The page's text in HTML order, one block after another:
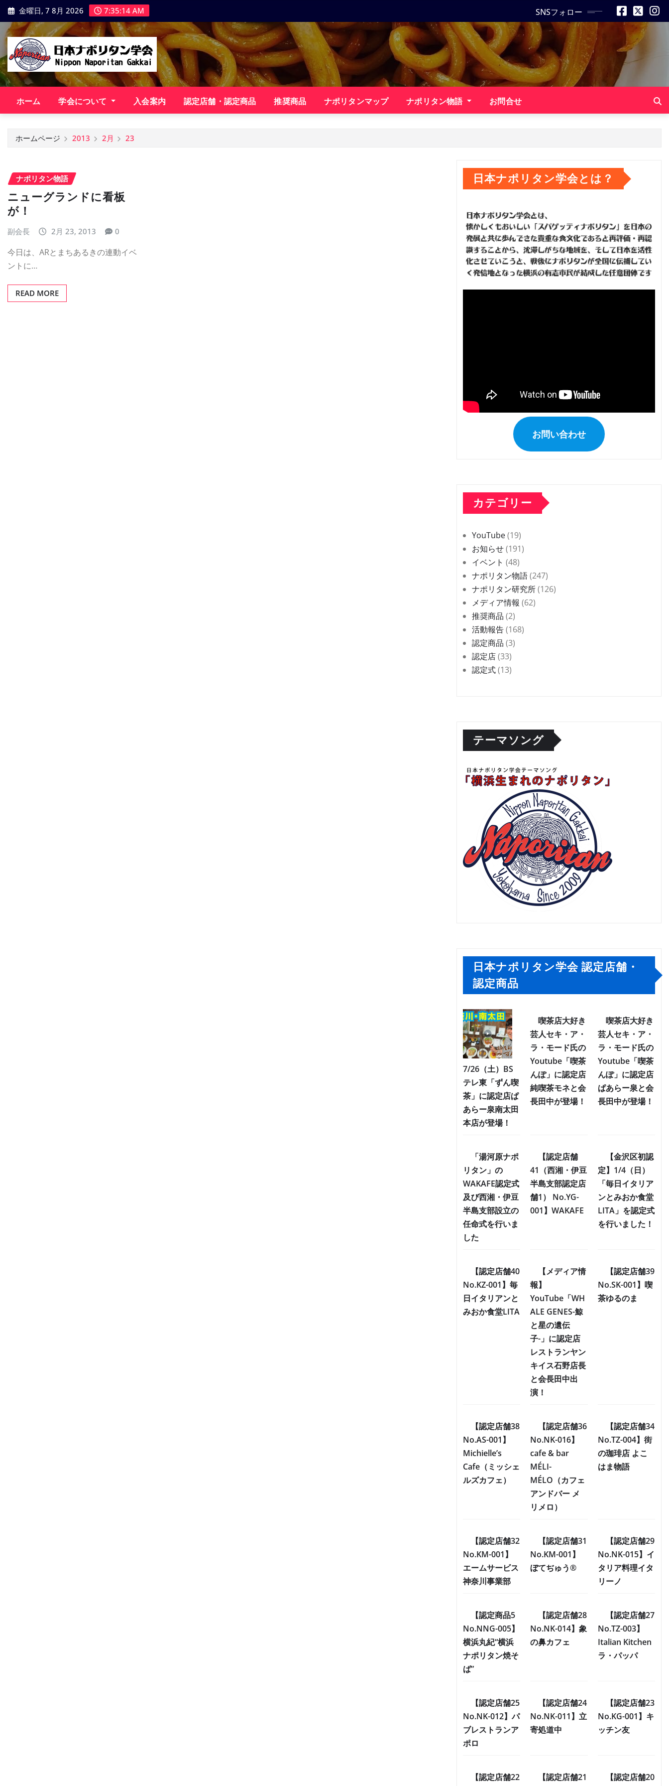
ン
テ
ン
ツ
に
ス
ッ
金曜日, 7 8月 2026 7:35:15 AM SNSフォロー
ホーム 学会について 入会案内 認定店舗・認定商品 推奨商品 ナポリタンマップ ナポリタン物語 お問合せ
ホームページ 2013 2月 23
ナポリタン物語
ニューグランドに看板
が！
副会長 2月 23, 2013 0
今日は、ARとまちあるきの連動イベ
ントに…
READ MORE
日本ナポリタン学会とは？
お問い合わせ
カテゴリー
YouTube(19)
お知らせ(191)
イベント (48)
ナポリタン物語(247)
ナポリタン研究所(126)
メディア情報 (62)
推奨商品 (2)
活動報告(168)
認定商品 (3)
認定店(33)
認定式(13)
テーマソング
日本ナポリタン学会 認定店舗・
認定商品
7/26（土）BS
テレ東「ずん喫
茶」に認定店ぱ
あらー泉南太田
本店が登場！
喫茶店大好き
芸人セキ・ア・
ラ・モード氏の
Youtube「喫茶
んぽ」に認定店
純喫茶モネと会
長田中が登場！
喫茶店大好き
芸人セキ・ア・
ラ・モード氏の
Youtube「喫茶
んぽ」に認定店
ぱあらー泉と会
長田中が登場！
「湯河原ナポ
リタン」の
WAKAFE認定式
及び西湘・伊豆
半島支部設立の
任命式を行いま
した
【認定店舗
41（西湘・伊豆
半島支部認定店
舗1） No.YG-
001】WAKAFE
【金沢区初認
定】1/4（日）
「毎日イタリア
ンとみおか食堂
LITA」を認定式
を行いました！
【認定店舗40
No.KZ-001】毎
日イタリアンと
みおか食堂LITA
【メディア情
報】
YouTube「WH
ALE GENES-鯨
と星の遺伝
子-」に認定店
レストランヤン
キイス石野店長
と会長田中出
演！
【認定店舗39
No.SK-001】喫
茶ゆるのま
【認定店舗38
No.AS-001】
Michielle’s
Cafe（ミッシェ
ルズカフェ）
【認定店舗36
No.NK-016】
cafe & bar
MÉLI-
MÉLO（カフェ
アンドバー メ
リメロ）
【認定店舗34
No.TZ-004】街
の珈琲店 よこ
はま物語
【認定店舗32
No.KM-001】
エームサービス
神奈川事業部
【認定店舗31
No.KM-001】
ぼてぢゅう®
【認定店舗29
No.NK-015】イ
タリア料理イタ
リーノ
【認定商品5
No.NNG-005】
横浜丸紀“横浜
ナポリタン焼そ
ば”
【認定店舗28
No.NK-014】象
の鼻カフェ
【認定店舗27
No.TZ-003】
Italian Kitchen
ラ・パッパ
【認定店舗25
No.NK-012】パ
ブレストランア
ポロ
【認定店舗24
No.NK-011】立
寄処道中
【認定店舗23
No.KG-001】キ
ッチン友
【認定店舗22
【認定店舗21
【認定店舗20